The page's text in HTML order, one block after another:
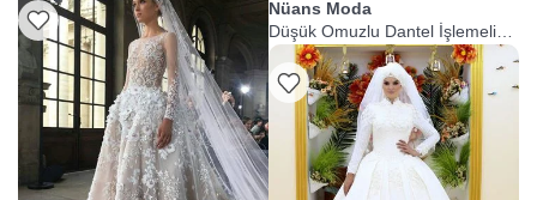
Nüans Moda
Düşük Omuzlu Dantel İşlemeli
Prenses Gelinlik